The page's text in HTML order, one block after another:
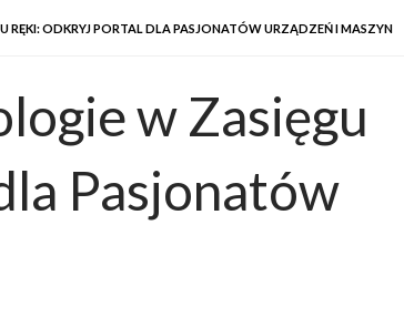
RĘKI: ODKRYJ PORTAL DLA PASJONATÓW URZĄDZEŃ I MASZYN
w Zasięgu
Pasjonatów